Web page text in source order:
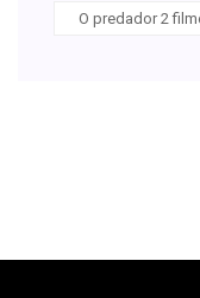
O predador 2